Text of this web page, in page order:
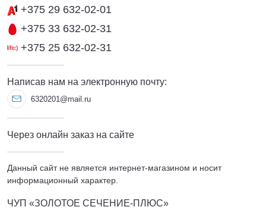
+375 29 632-02-01
+375 33 632-02-31
+375 25 632-02-31
Написав нам на электронную почту:
6320201@mail.ru
Через онлайн заказ на сайте
Данный сайт не является интернет-магазином и носит
информационный характер.
ЧУП «ЗОЛОТОЕ СЕЧЕНИЕ-ПЛЮС»